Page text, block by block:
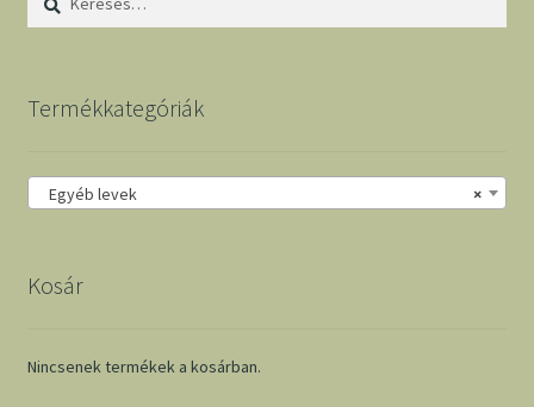
Termékkategóriák
×
Egyéb levek
Kosár
Nincsenek termékek a kosárban.